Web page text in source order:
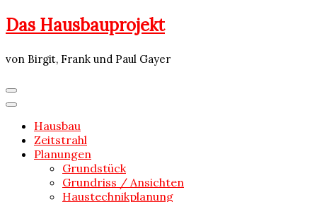
Skip
to
Das Hausbauprojekt
von Birgit, Frank und Paul Gayer
Hausbau
Zeitstrahl
Planungen
Grundstück
Grundriss / Ansichten
Haustechnikplanung